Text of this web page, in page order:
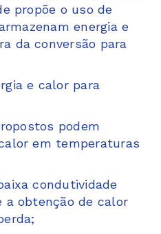
propõe o uso de
energia e
da conversão para
e calor para
podem
em temperaturas
condutividade
obtenção de calor